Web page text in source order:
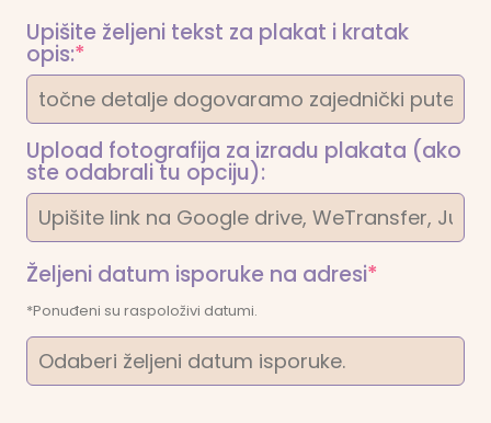
Upišite željeni tekst za plakat i kratak
opis:* (required)
Upload fotografija za izradu plakata (ako
ste odabrali tu opciju):
Željeni datum isporuke na adresi*
*Ponuđeni su raspoloživi datumi.